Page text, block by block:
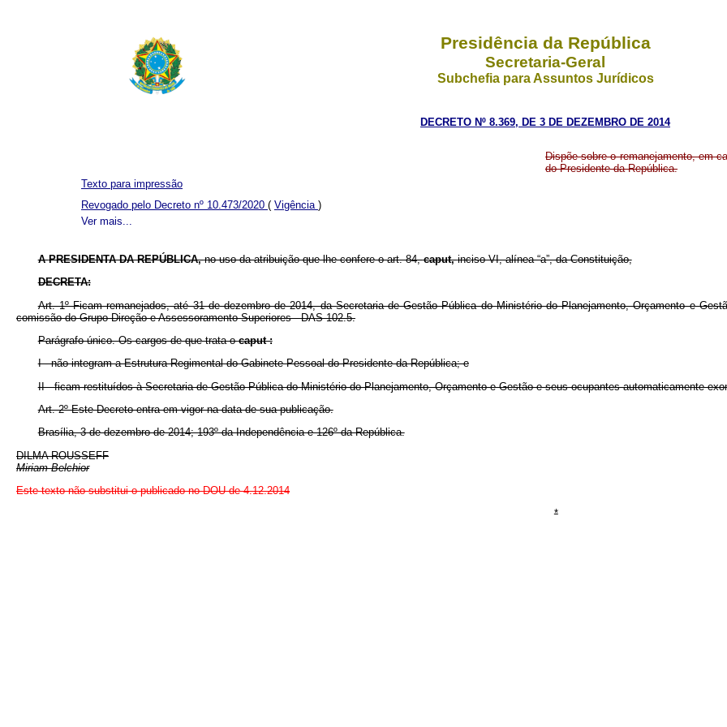
Presidência da República
Secretaria-Geral
Subchefia para Assuntos Jurídicos
DECRETO Nº 8.369, DE 3 DE DEZEMBRO DE 2014
Dispõe sobre o remanejamento, em
do Presidente da República.
Ver mais...
Texto para impressão
Revogado pelo Decreto nº 10.473/2020 ( Vigência )
APRESIDENTA DA REPÚBLICA,no uso da atribuição que lhe confere o art. 84,caput,inciso VI, alínea “a”, da Constituição,
DECRETA:
Art. 1º Ficam remanejados, até 31 de dezembro de 2014, da Secretaria de Gestão Pública do Ministério do Planejamento, Orçamento e
comissão do Grupo-Direção e Assessoramento Superiores - DAS 102.5.
Parágrafo único. Os cargos de que trata ocaput :
I - não integram a Estrutura Regimental do Gabinete Pessoal do Presidente da República; e
II - ficam restituídos à Secretaria de Gestão Pública do Ministério do Planejamento, Orçamento e Gestão e seus ocupantes automaticamente
Art. 2º Este Decreto entra em vigor na data de sua publicação.
Brasília, 3 de dezembro de 2014; 193º da Independência e 126º da República.
DILMA ROUSSEFF
Miriam Belchior
Este texto não substitui o publicado no DOU de 4.12.2014
*